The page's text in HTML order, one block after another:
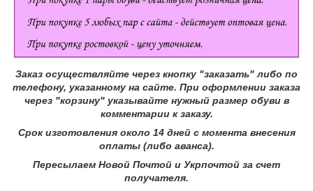
Заказ осуществляйте через кнопку "заказать" либо по
телефону, указанному на сайте. При оформлении заказа
через "корзину" указывайте нужный размер обуви в
комментарии к заказу.
Срок изготовления около 14 дней с момента внесения
оплаты (либо аванса).
Пересылаем Новой Почтой и Укрпочтой за счет
получателя.